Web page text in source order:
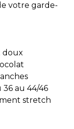
votre garde-
doux
au 44/46
stretch